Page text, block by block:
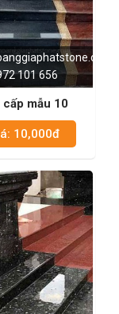
101 656
cấp mẫu 10
10,000đ